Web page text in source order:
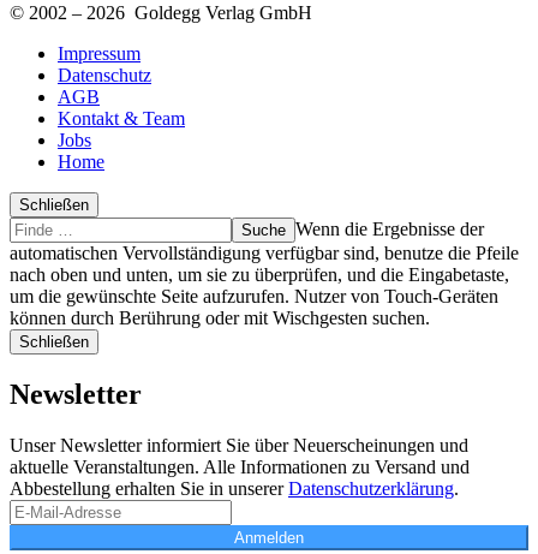
© 2002 – 2026 Goldegg Verlag GmbH
Impressum
Datenschutz
AGB
Kontakt & Team
Jobs
Home
Schließen
Suche
Finde
…
Wenn die Ergebnisse der
automatischen Vervollständigung verfügbar sind, benutze die Pfeile
nach oben und unten, um sie zu überprüfen, und die Eingabetaste,
um die gewünschte Seite aufzurufen. Nutzer von Touch-Geräten
können durch Berührung oder mit Wischgesten suchen.
Schließen
Newsletter
Unser Newsletter informiert Sie über Neuerscheinungen und
aktuelle Veranstaltungen. Alle Informationen zu Versand und
Abbestellung erhalten Sie in unsererDatenschutzerklärung.
Anmelden